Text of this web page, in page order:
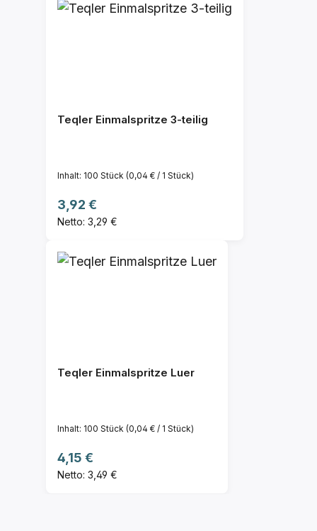
Teqler Einmalspritze 3-teilig
Inhalt: 100 Stück (0,04 € / 1 Stück)
Regulärer Preis:
3,92 €
Netto: 3,29 €
Teqler Einmalspritze Luer
Inhalt: 100 Stück (0,04 € / 1 Stück)
Regulärer Preis:
4,15 €
Netto: 3,49 €